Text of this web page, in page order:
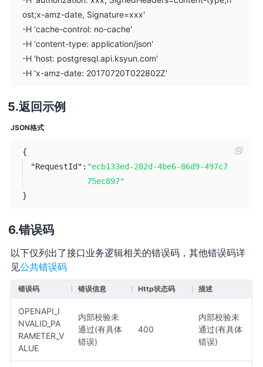
ost;x-amz-date, Signature=xxx'
-H 'cache-control: no-cache'
-H 'content-type: application/json'
-H 'host: postgresql.api.ksyun.com'
-H 'x-amz-date: 20170720T022802Z'
返回示例
JSON格式
{
"RequestId": "ecb133ed-282d-4be6-86d9-497c7
75ec897"
}
错误码
以下仅列出了接口业务逻辑相关的错误码，其他错误码详
见公共错误码
错误码 错误信息 Http状态码 描述
OPENAPI_I
NVALID_PA
RAMETER_V
ALUE
内部校验未
通过(有具体
错误)
400
内部校验未
通过(有具体
错误)